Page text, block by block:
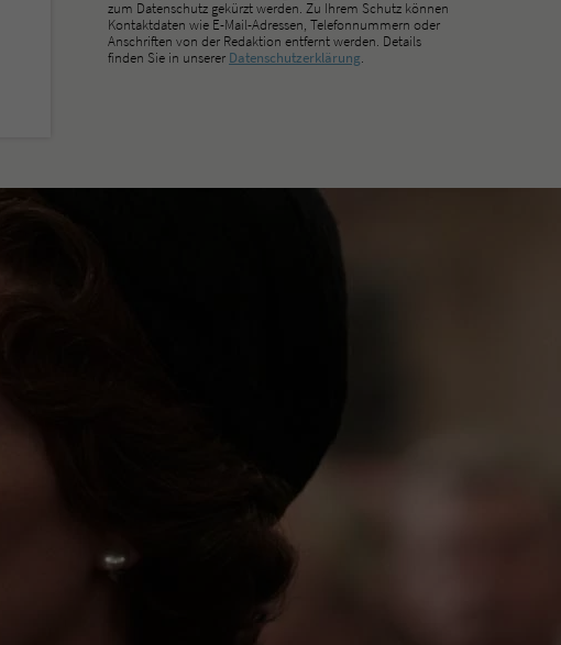
zum Datenschutz gekürzt werden. Zu Ihrem Schutz können
Kontaktdaten wie E-Mail-Adressen, Telefonnummern oder
Anschriften von der Redaktion entfernt werden. Details
finden Sie in unserer Datenschutzerklärung.